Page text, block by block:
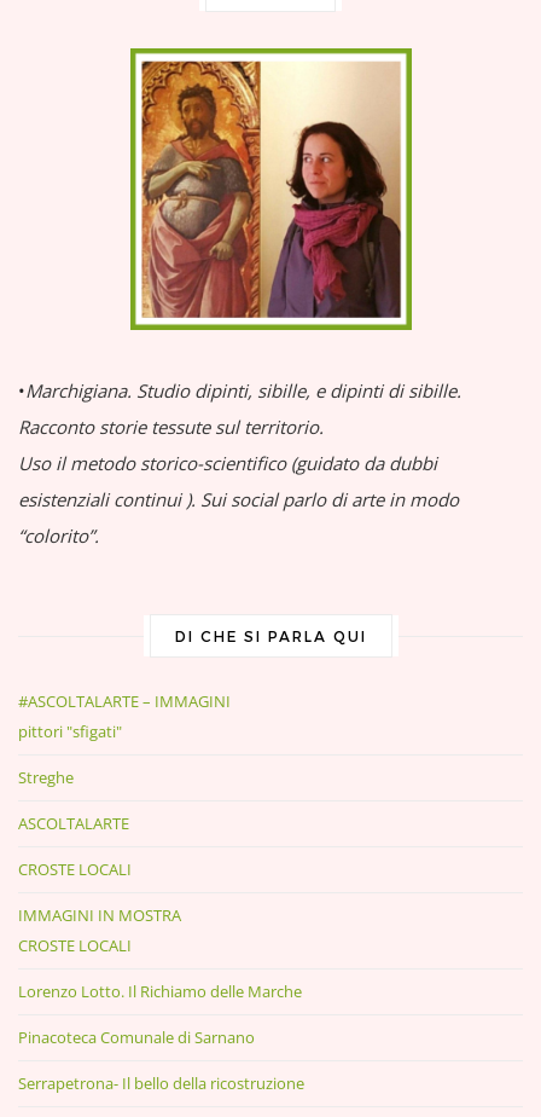
•Marchigiana. Studio dipinti, sibille, e dipinti di sibille.
Racconto storie tessute sul territorio.
Uso il metodo storico-scientifico (guidato da dubbi
esistenziali continui ). Sui social parlo di arte in modo
“colorito”.
DI CHE SI PARLA QUI
#ASCOLTALARTE – IMMAGINI
pittori "sfigati"
Streghe
ASCOLTALARTE
CROSTE LOCALI
IMMAGINI IN MOSTRA
CROSTE LOCALI
Lorenzo Lotto. Il Richiamo delle Marche
Pinacoteca Comunale di Sarnano
Serrapetrona- Il bello della ricostruzione